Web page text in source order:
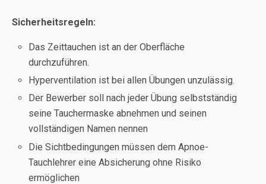
Sicherheitsregeln:
Das Zeittauchen ist an der Oberfläche
durchzuführen.
Hyperventilation ist bei allen Übungen unzulässig.
Der Bewerber soll nach jeder Übung selbstständig
seine Tauchermaske abnehmen und seinen
vollständigen Namen nennen
Die Sichtbedingungen müssen dem Apnoe-
Tauchlehrer eine Absicherung ohne Risiko
ermöglichen